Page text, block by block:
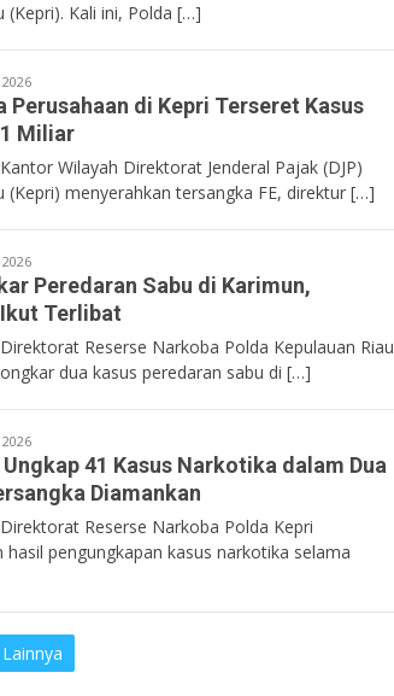
(Kepri). Kali ini, Polda […]
Perusahaan di Kepri Terseret Kasus
Miliar
Wilayah Direktorat Jenderal Pajak (DJP)
(Kepri) menyerahkan tersangka FE, direktur […]
Peredaran Sabu di Karimun,
Terlibat
Reserse Narkoba Polda Kepulauan Riau
dua kasus peredaran sabu di […]
41 Kasus Narkotika dalam Dua
Diamankan
Reserse Narkoba Polda Kepri
hasil pengungkapan kasus narkotika selama